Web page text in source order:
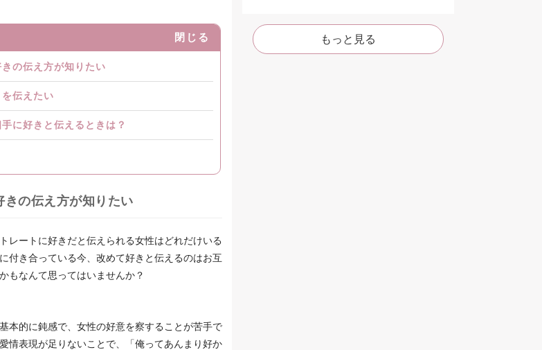
閉じる
の伝え方が知りたい
伝えたい
に好きと伝えるときは？
きの伝え方が知りたい
レートに好きだと伝えられる女性はどれだけいる
付き合っている今、改めて好きと伝えるのはお互
もなんて思ってはいませんか？
本的に鈍感で、女性の好意を察することが苦手で
情表現が足りないことで、「俺ってあんまり好か
もっと見る